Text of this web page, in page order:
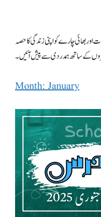
بھائی چارے کو اپنی زندگی کا حصہ
کے ساتھ ہمدردی سے پیش آئیں۔
Month: January